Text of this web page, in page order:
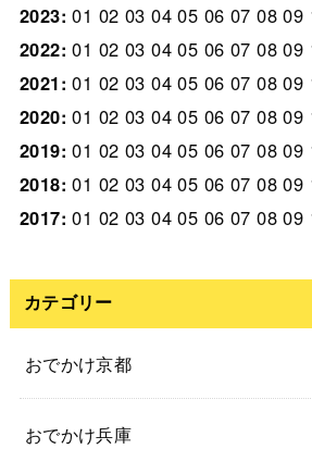
2023:01 02 03 04 05 06 07 08 09
2022:01 02 03 04 05 06 07 08 09
2021:01 02 03 04 05 06 07 08 09
2020:01 02 03 04 05 06 07 08 09
2019:01 02 03 04 05 06 07 08 09
2018:01 02 03 04 05 06 07 08 09
2017:01 02 03 04 05 06 07 08 09
カテゴリー
おでかけ京都
おでかけ兵庫